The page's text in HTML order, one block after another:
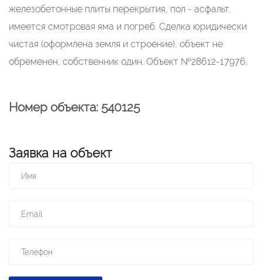
железобетонные плиты перекрытия, пол - асфальт,
имеется смотровая яма и погреб. Сделка юридически
чистая (оформлена земля и строение), объект не
обременен, собственник один. Объект №28612-17976.
Номер объекта: 540125
Заявка на объект